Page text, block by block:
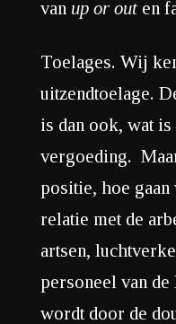
van up or out en
Toelages. Wij
uitzendtoelage.
is dan ook, wat
vergoeding.
positie, hoe
relatie met de
artsen,
personeel van
wordt door de